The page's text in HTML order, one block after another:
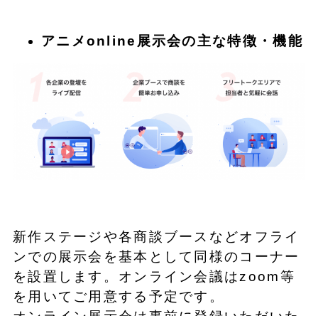
アニメonline展示会の主な特徴・機能
新作ステージや各商談ブースなどオフライ
ンでの展示会を基本として同様のコーナー
を設置します。オンライン会議はzoom等
を用いてご用意する予定です。